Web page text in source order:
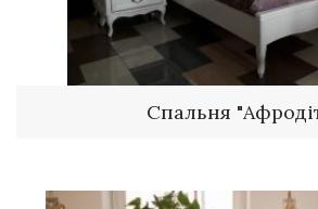
Спальня